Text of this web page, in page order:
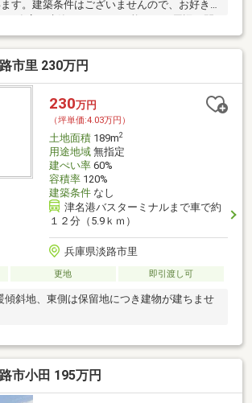
す。建築条件はございませんので、お好き
境で
市里 230万円
230万円
（坪単価:4.03万円）
土地面積189m2
用途地域無指定
建ぺい率60%
容積率120%
建築条件なし
津名港バスターミナルまで車で約
１２分（5.9ｋｍ）
兵庫県淡路市里
更地 即引渡し可
傾斜地、東側は保留地につき建物が建ちませ
市小田 195万円